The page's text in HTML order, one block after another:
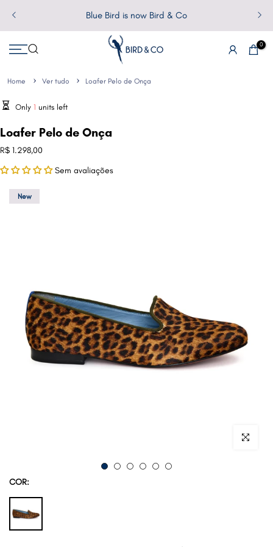
Pular
conteúdo
Blue Bird is now Bird & Co
0
Home Ver tudo Loafer Pelo de Onça
Only 1 units left
Loafer Pelo de Onça
R$ 1.298,00
Sem avaliações
New
Ampliar
COR: